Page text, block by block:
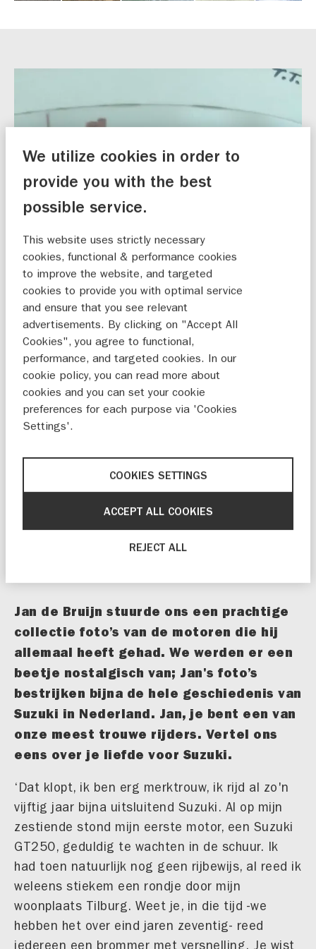
Jan de Bruijn stuurde ons een prachtige
collectie foto’s van de motoren die hij
allemaal heeft gehad. We werden er een
beetje nostalgisch van; Jan's foto’s
bestrijken bijna de hele geschiedenis van
Suzuki in Nederland. Jan, je bent een van
onze meest trouwe rijders. Vertel ons
eens over je liefde voor Suzuki.
‘Dat klopt, ik ben erg merktrouw, ik rijd al zo'n
vijftig jaar bijna uitsluitend Suzuki. Al op mijn
zestiende stond mijn eerste motor, een Suzuki
GT250, geduldig te wachten in de schuur. Ik
had toen natuurlijk nog geen rijbewijs, al reed ik
weleens stiekem een rondje door mijn
woonplaats Tilburg. Weet je, in die tijd -we
hebben het over eind jaren zeventig- reed
We utilize cookies in order to
provide you with the best
possible service.
This website uses strictly necessary
cookies, functional & performance cookies
to improve the website, and targeted
cookies to provide you with optimal service
and ensure that you see relevant
advertisements. By clicking on "Accept All
Cookies", you agree to functional,
performance, and targeted cookies. In our
cookie policy, you can read more about
cookies and you can set your cookie
preferences for each purpose via 'Cookies
Settings'.
COOKIES SETTINGS
REJECT ALL
ACCEPT ALL COOKIES